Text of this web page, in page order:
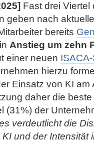
Fast drei Viertel
geben nach
bereits
Anstieg um zehn
einer neuen
hierzu
Einsatz von KI
daher die
(31%) der
verdeutlicht die
und der Intensität